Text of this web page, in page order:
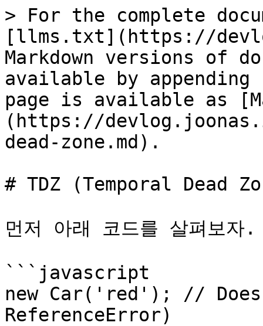
> For the complete
[llms.txt](https://
Markdown versions of
available by
page is available as
(https://
dead-zone.md).
# TDZ (Temporal Dead
먼저 아래 코드를 살펴보자.
```javascript
new Car('red'); //
ReferenceError)